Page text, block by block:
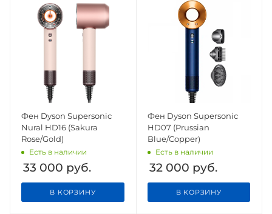
Фен Dyson Supersonic
Nural HD16 (Sakura
Rose/Gold)
Есть в наличии
33 000 руб.
В КОРЗИНУ
Фен Dyson Supersonic
HD07 (Prussian
Blue/Copper)
Есть в наличии
32 000 руб.
В КОРЗИНУ